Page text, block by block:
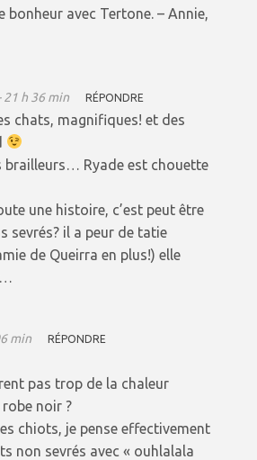
bonheur avec Tertone. – Annie,
21 h 36 min RÉPONDRE
chats, magnifiques! et des
brailleurs… Ryade est chouette
une histoire, c’est peut être
sevrés? il a peur de tatie
de Queirra en plus!) elle
min RÉPONDRE
pas trop de la chaleur
noir ?
chiots, je pense effectivement
non sevrés avec « ouhlalala